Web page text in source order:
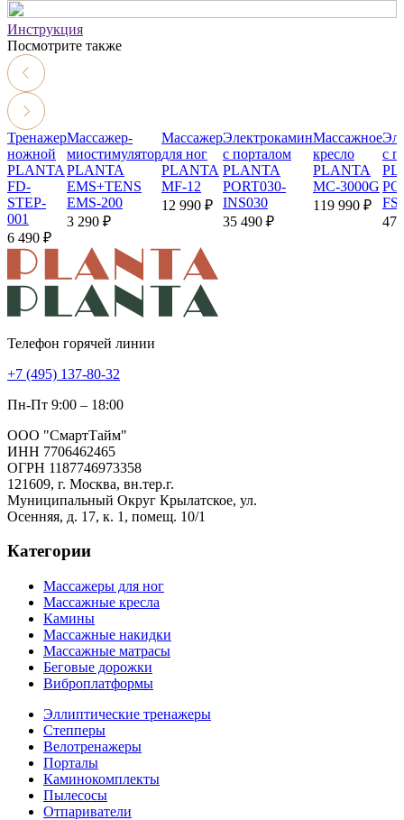
Инструкция
Посмотрите также
Тренажер
ножной
PLANTA
FD-
STEP-
001
6 490 ₽
Массажер-
миостимулятор
PLANTA
EMS+TENS
EMS-200
3 290 ₽
Массажер
для ног
PLANTA
MF-12
12 990 ₽
Электрокамин
с порталом
PLANTA
PORT030-
INS030
35 490 ₽
Массажное
кресло
PLANTA
MC-3000G
119 990 ₽
с
47
Телефон горячей линии
+7 (495) 137-80-32
Пн-Пт 9:00 – 18:00
ООО "СмартТайм"
ИНН 7706462465
ОГРН 1187746973358
121609, г. Москва, вн.тер.г.
Муниципальный Округ Крылатское, ул.
Осенняя, д. 17, к. 1, помещ. 10/1
Категории
Массажеры для ног
Массажные кресла
Камины
Массажные накидки
Массажные матрасы
Беговые дорожки
Виброплатформы
Эллиптические тренажеры
Степперы
Велотренажеры
Порталы
Каминокомплекты
Пылесосы
Отпариватели